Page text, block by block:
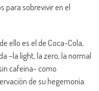
para sobrevivir en el
ello es el de Coca-Cola,
–la light, la zero, la normal
cafeína- como
de su hegemonía.